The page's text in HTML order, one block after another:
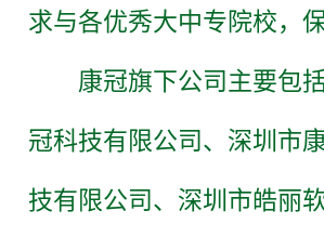
求与各优秀大中专院校，
康冠旗下公司主要包
冠科技有限公司、深圳市
技有限公司、深圳市皓丽